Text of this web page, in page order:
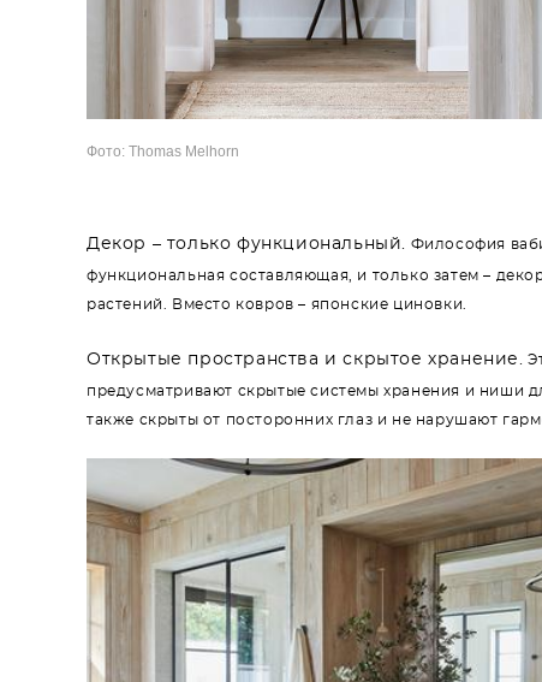
Фото: Thomas Melhorn
Декор – только функциональный. Философия
функциональная составляющая, и только затем –
растений. Вместо ковров – японские циновки.
Открытые пространства и скрытое хранение.
предусматривают скрытые системы хранения и ниши
также скрыты от посторонних глаз и не нарушают